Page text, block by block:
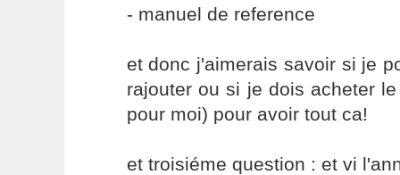
- manuel de reference
et donc j'aimerais savoir si je
rajouter ou si je dois acheter
pour moi) pour avoir tout ca!
et troisiéme question : et vi